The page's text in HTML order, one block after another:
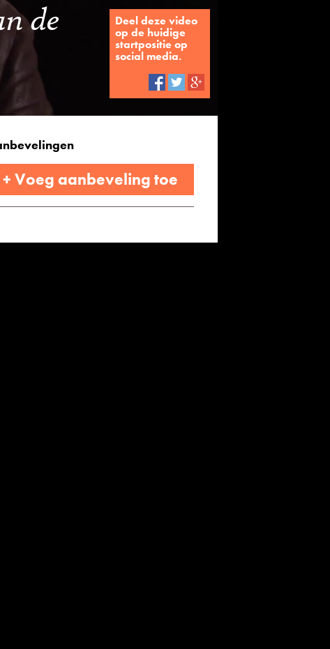
de
Deel deze video
op de huidige
startpositie op
social media.
+ Voeg aanbeveling toe